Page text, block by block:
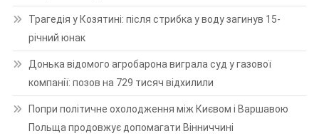
Трагедія у Козятині: після стрибка у воду загинув 15-
річний юнак
Донька відомого агробарона виграла суд у газової
компанії: позов на 729 тисяч відхилили
Попри політичне охолодження між Києвом і Варшавою
Польща продовжує допомагати Вінниччині